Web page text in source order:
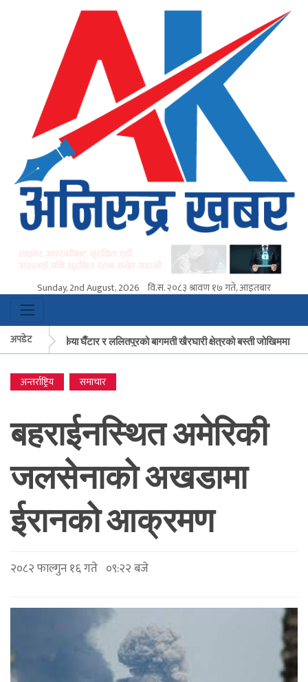
Sunday, 2nd August, 2026 वि.स.२०८३ श्रावण १७ गते, आइतबार
अपडेट
मकवानपुरको बकैया घैँटार र ललितपुरको बागमती खैरघारी क्षेत्रको बस्ती जोखिममा
अन्तर्राष्ट्रिय समाचार
बहराईनस्थित अमेरिकी
जलसेनाको अखडामा
ईरानको आक्रमण
२०८२ फाल्गुन १६ गते ०९:२२ बजे